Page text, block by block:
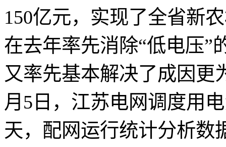
150亿元，实现了全省新
在去年率先消除“低电压”
又率先基本解决了成因更
月5日，江苏电网调度用
天，配网运行统计分析数